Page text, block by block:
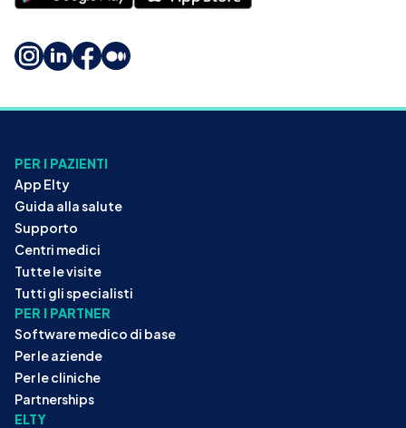
PER I PAZIENTI
App Elty
Guida alla salute
Supporto
Centri medici
Tutte le visite
Tutti gli specialisti
PER I PARTNER
Software medico di base
Per le aziende
Per le cliniche
Partnerships
ELTY